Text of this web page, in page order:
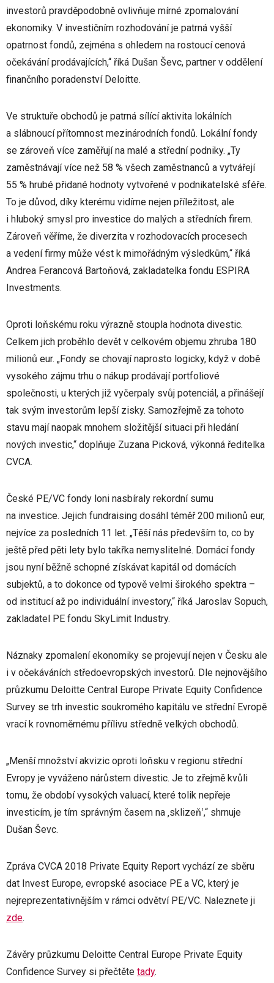
investorů pravděpodobně ovlivňuje mírné zpomalování
ekonomiky. V investičním rozhodování je patrná vyšší
opatrnost fondů, zejména s ohledem na rostoucí cenová
očekávání prodávajících,“ říká Dušan Ševc, partner v oddělení
finančního poradenství Deloitte.
Ve struktuře obchodů je patrná sílící aktivita lokálních
a slábnoucí přítomnost mezinárodních fondů. Lokální fondy
se zároveň více zaměřují na malé a střední podniky. „Ty
zaměstnávají více než 58 % všech zaměstnanců a vytvářejí
55 % hrubé přidané hodnoty vytvořené v podnikatelské sféře.
To je důvod, díky kterému vidíme nejen příležitost, ale
i hluboký smysl pro investice do malých a středních firem.
Zároveň věříme, že diverzita v rozhodovacích procesech
a vedení firmy může vést k mimořádným výsledkům,“ říká
Andrea Ferancová Bartoňová, zakladatelka fondu ESPIRA
Investments.
Oproti loňskému roku výrazně stoupla hodnota divestic.
Celkem jich proběhlo devět v celkovém objemu zhruba 180
milionů eur. „Fondy se chovají naprosto logicky, když v době
vysokého zájmu trhu o nákup prodávají portfoliové
společnosti, u kterých již vyčerpaly svůj potenciál, a přinášejí
tak svým investorům lepší zisky. Samozřejmě za tohoto
stavu mají naopak mnohem složitější situaci při hledání
nových investic,“ doplňuje Zuzana Picková, výkonná ředitelka
CVCA.
České PE/VC fondy loni nasbíraly rekordní sumu
na investice. Jejich fundraising dosáhl téměř 200 milionů eur,
nejvíce za posledních 11 let. „Těší nás především to, co by
ještě před pěti lety bylo takřka nemyslitelné. Domácí fondy
jsou nyní běžně schopné získávat kapitál od domácích
subjektů, a to dokonce od typově velmi širokého spektra –
od institucí až po individuální investory,“ říká Jaroslav Sopuch,
zakladatel PE fondu SkyLimit Industry.
Náznaky zpomalení ekonomiky se projevují nejen v Česku ale
i v očekáváních středoevropských investorů. Dle nejnovějšího
průzkumu Deloitte Central Europe Private Equity Confidence
Survey se trh investic soukromého kapitálu ve střední Evropě
vrací k rovnoměrnému přílivu středně velkých obchodů.
„Menší množství akvizic oproti loňsku v regionu střední
Evropy je vyváženo nárůstem divestic. Je to zřejmě kvůli
tomu, že období vysokých valuací, které tolik nepřeje
investicím, je tím správným časem na ‚sklizeň‛,“ shrnuje
Dušan Ševc.
Zpráva CVCA 2018 Private Equity Report vychází ze sběru
dat Invest Europe, evropské asociace PE a VC, který je
nejreprezentativnějším v rámci odvětví PE/VC. Naleznete ji
zde.
Závěry průzkumu Deloitte Central Europe Private Equity
Confidence Survey si přečtěte tady.